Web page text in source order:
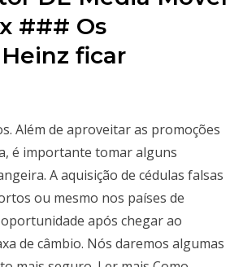
### Os
ficar
Além de aproveitar as promoções
é importante tomar alguns
A aquisição de cédulas falsas
ou mesmo nos países de
após chegar ao
de câmbio. Nós daremos algumas